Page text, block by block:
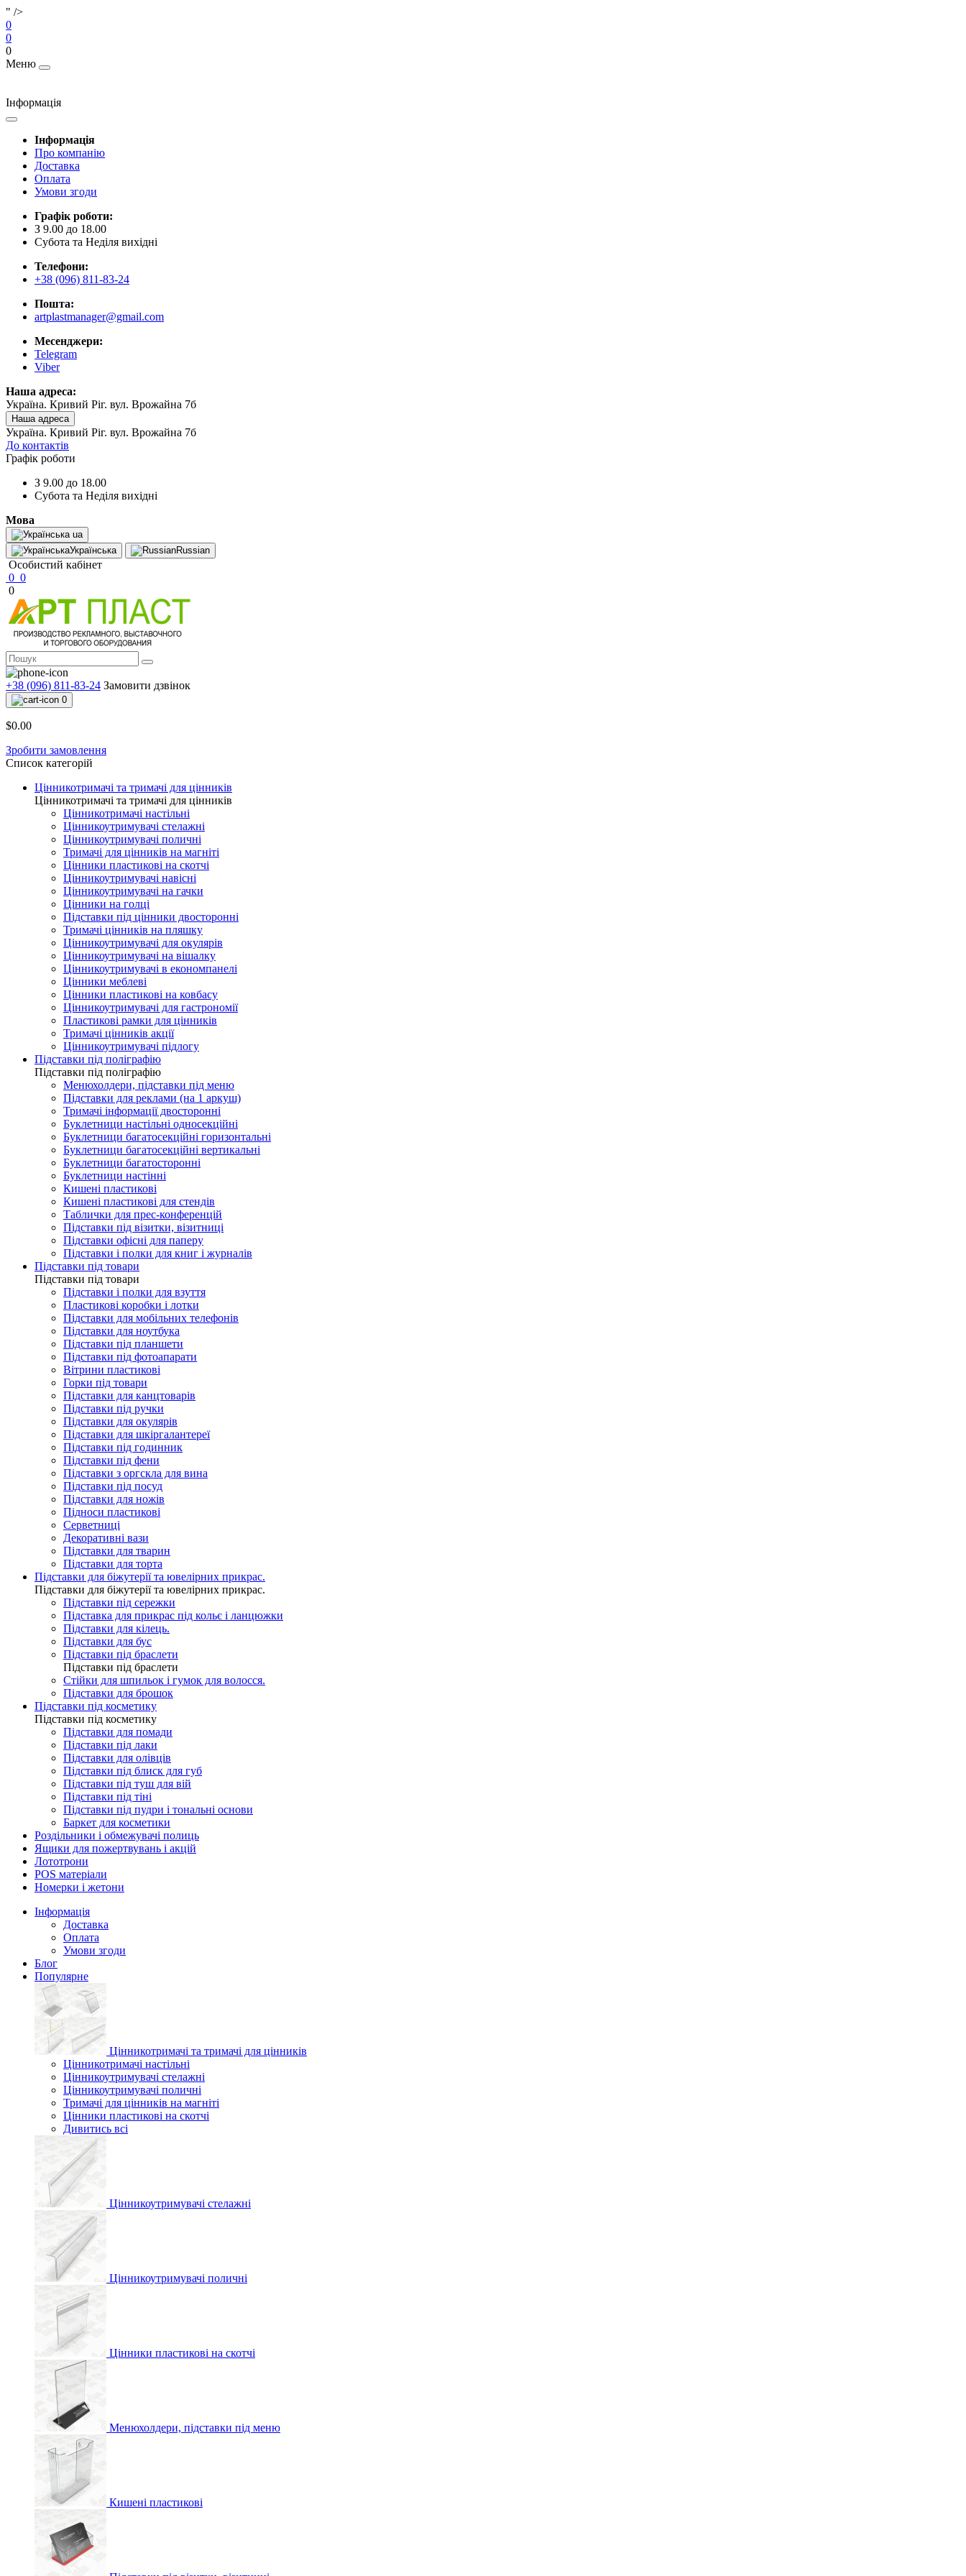
" />
0
0
0
Меню
Інформація
Інформація
Про компанію
Доставка
Оплата
Умови згоди
Графік роботи:
З 9.00 до 18.00
Субота та Неділя вихідні
Телефони:
+38 (096) 811-83-24
Пошта:
artplastmanager@gmail.com
Месенджери:
Telegram
Viber
Наша адреса:
Україна. Кривий Ріг. вул. Врожайна 7б
Наша адреса
Україна. Кривий Ріг. вул. Врожайна 7б
До контактів
Графік роботи
З 9.00 до 18.00
Субота та Неділя вихідні
Мова
ua
Українська
Russian
Особистий кабінет
0 0
0
+38 (096) 811-83-24 Замовити дзвінок
0
$0.00
Зробити замовлення
Список категорій
Цінникотримачі та тримачі для цінників
Цінникотримачі та тримачі для цінників
Цінникотримачі настільні
Цінникоутримувачі стелажні
Цінникоутримувачі поличні
Тримачі для цінників на магніті
Цінники пластикові на скотчі
Цінникоутримувачі навісні
Цінникоутримувачі на гачки
Цінники на голці
Підставки під цінники двосторонні
Тримачі цінників на пляшку
Цінникоутримувачі для окулярів
Цінникоутримувачі на вішалку
Цінникоутримувачі в економпанелі
Цінники меблеві
Цінники пластикові на ковбасу
Цінникоутримувачі для гастрономії
Пластикові рамки для цінників
Тримачі цінників акції
Цінникоутримувачі підлогу
Підставки під поліграфію
Підставки під поліграфію
Менюхолдери, підставки під меню
Підставки для реклами (на 1 аркуш)
Тримачі інформації двосторонні
Буклетници настільні односекційні
Буклетници багатосекційні горизонтальні
Буклетници багатосекційні вертикальні
Буклетници багатосторонні
Буклетници настінні
Кишені пластикові
Кишені пластикові для стендів
Таблички для прес-конференцій
Підставки під візитки, візитниці
Підставки офісні для паперу
Підставки і полки для книг і журналів
Підставки під товари
Підставки під товари
Підставки і полки для взуття
Пластикові коробки і лотки
Підставки для мобільних телефонів
Підставки для ноутбука
Підставки під планшети
Підставки під фотоапарати
Вітрини пластикові
Горки під товари
Підставки для канцтоварів
Підставки під ручки
Підставки для окулярів
Підставки для шкіргалантереї
Підставки під годинник
Підставки під фени
Підставки з оргскла для вина
Підставки під посуд
Підставки для ножів
Підноси пластикові
Серветниці
Декоративні вази
Підставки для тварин
Підставки для торта
Підставки для біжутерії та ювелірниx прикрас.
Підставки для біжутерії та ювелірниx прикрас.
Підставки під сережки
Підставка для прикрас під кольє і ланцюжки
Підставки для кілець.
Підставки для бус
Підставки під браслети
Підставки під браслети
Стійки для шпильок і гумок для волосся.
Підставки для брошок
Підставки під косметику
Підставки під косметику
Підставки для помади
Підставки під лаки
Підставки для олівців
Підставки під блиск для губ
Підставки під туш для вій
Підставки під тіні
Підставки під пудри і тональні основи
Баркет для косметики
Роздільники і обмежувачі полиць
Ящики для пожертвувань і акцій
Лототрони
POS матеріали
Номерки і жетони
Інформація
Доставка
Оплата
Умови згоди
Блог
Популярне
Цінникотримачі та тримачі для цінників
Цінникотримачі настільні
Цінникоутримувачі стелажні
Цінникоутримувачі поличні
Тримачі для цінників на магніті
Цінники пластикові на скотчі
Дивитись всі
Цінникоутримувачі стелажні
Цінникоутримувачі поличні
Цінники пластикові на скотчі
Менюхолдери, підставки під меню
Кишені пластикові